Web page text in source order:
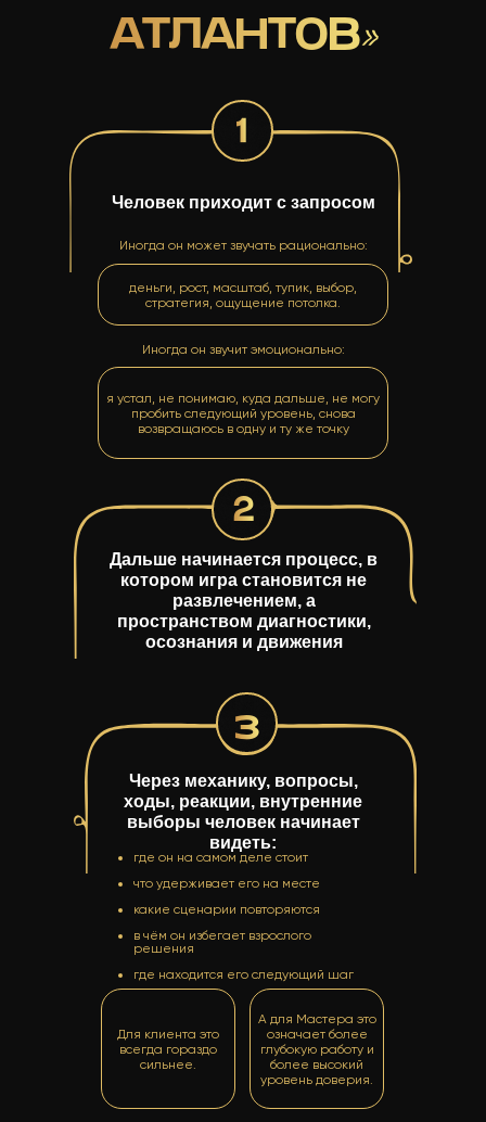
Человек приходит с запросом
Через механику, вопросы,
ходы, реакции, внутренние
выборы человек начинает
видеть:
Дальше начинается процесс, в
котором игра становится не
развлечением, а
пространством диагностики,
осознания и движения
Иногда он может звучать рационально:
деньги, рост, масштаб, тупик, выбор,
стратегия, ощущение потолка.
Иногда он звучит эмоционально:
я устал, не понимаю, куда дальше, не могу
пробить следующий уровень, снова
возвращаюсь в одну и ту же точку
Для клиента это
всегда гораздо
сильнее.
А для Мастера это
означает более
глубокую работу и
более высокий
уровень доверия.
АТЛАНТОВ»
где он на самом деле стоит
что удерживает его на месте
какие сценарии повторяются
в чём он избегает взрослого
решения
где находится его следующий шаг
1
2
3